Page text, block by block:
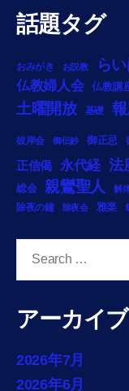
話題タグ
おみがき お説教 ら
仏教婦人会
仏教講
土曜開放 基礎
彼岸会 御伝鈔 御正忌
正信偈 永代経 法
総会 親鸞聖人 解
除夜の鐘 除夜会 雅楽
アーカイブ
2026年7月
2026年6月